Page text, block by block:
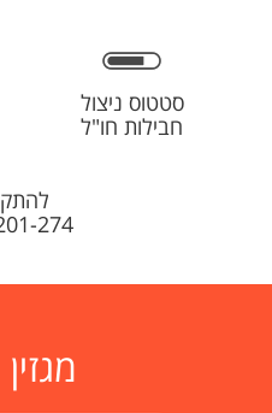
סטטוס ניצול
חבילות חו"ל
274
מגזין Tuki